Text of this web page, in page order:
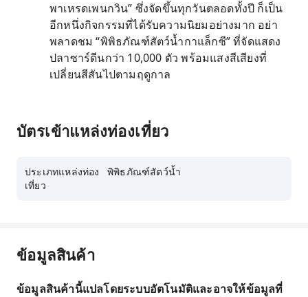
พาเหรดเพนกวิน” ซึ่งจัดขึ้นทุกวันตลอดทั้งปี ก็เป็น
อีกหนึ่งกิจกรรมที่ได้รับความนิยมอย่างมาก อย่า
พลาดชม “พิพิธภัณฑ์สัตว์น้ำกาแล็กซี” ที่จัดแสดง
ปลาซาร์ดีนกว่า 10,000 ตัว พร้อมแสงสีเสียงที่
เปลี่ยนสีสันไปตามฤดูกาล
บัตรเข้าแหล่งท่องเที่ยว
ประเภทแหล่งท่อง
เที่ยว
พิพิธภัณฑ์สัตว์น้ำ
ข้อมูลสินค้า
ข้อมูลสินค้านี้แปลโดยระบบอัตโนมัติและอาจให้ข้อมูลที่